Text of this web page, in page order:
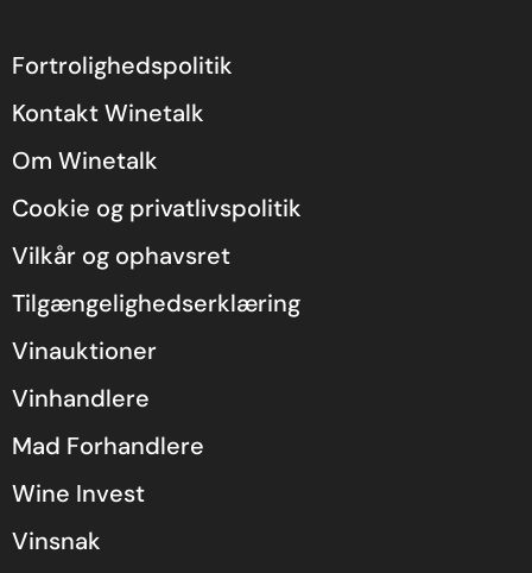
Fortrolighedspolitik
Kontakt Winetalk
Om Winetalk
Cookie og privatlivspolitik
Vilkår og ophavsret
Tilgængelighedserklæring
Vinauktioner
Vinhandlere
Mad Forhandlere
Wine Invest
Vinsnak